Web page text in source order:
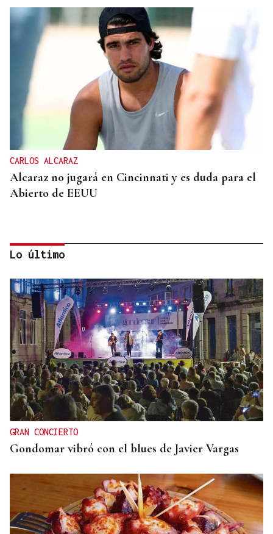
CARLOS ALCARAZ
Alcaraz no jugará en Cincinnati y es duda para el
Abierto de EEUU
SUSTITUTO DEL OURENSANO
Vázquez Alvite, nuevo presidente del Comité
Técnico en Galicia
Lo último
GRAN CONCIERTO
Gondomar vibró con el blues de Javier Vargas